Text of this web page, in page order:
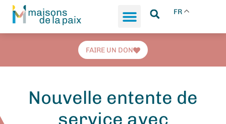
FR
FAIRE UN DON
Nouvelle entente de
service avec